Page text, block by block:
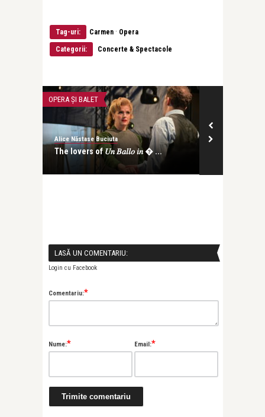
Tag-uri: Carmen · Opera
Categorii: Concerte & Spectacole
OPERA ȘI BALET
Alice Năstase Buciuta
The lovers of 𝑈𝑛 𝐵𝑎𝑙𝑙𝑜 𝑖𝑛 � ...
LASĂ UN COMENTARIU:
Login cu Facebook
Comentariu:*
Nume:* Email:*